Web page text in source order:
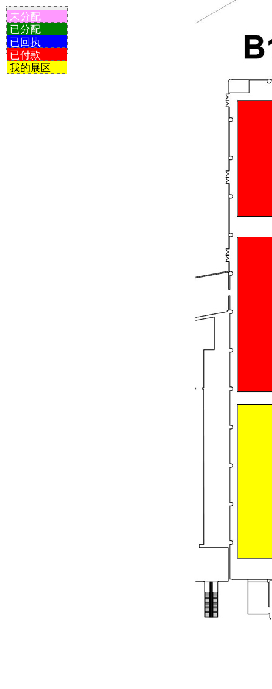
未分配
已分配
已回执
已付款
我的展区